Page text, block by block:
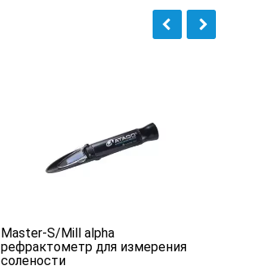
Master-S/Mill alpha
рефрактометр для измерения
солености